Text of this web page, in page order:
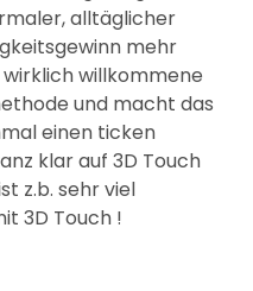
alltäglicher
mehr
willkommene
und macht das
einen ticken
klar auf 3D Touch
z.b. sehr viel
3D Touch !